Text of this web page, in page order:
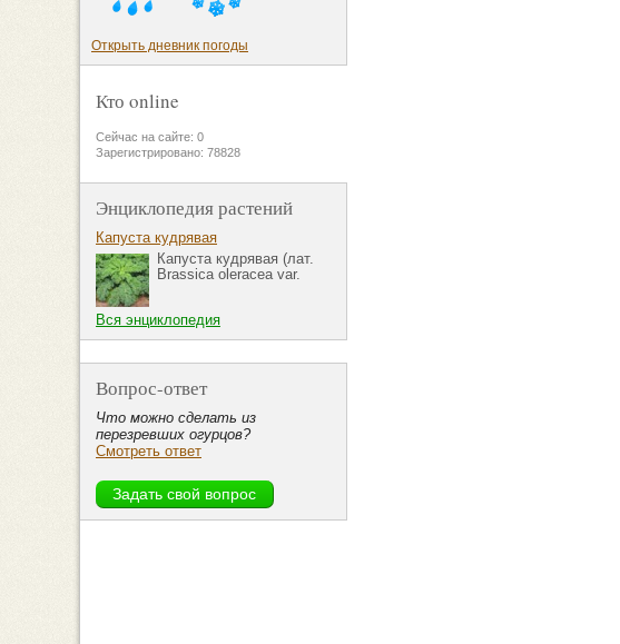
Открыть дневник погоды
Кто online
Сейчас на сайте: 0
Зарегистрировано: 78828
Энциклопедия растений
Капуста кудрявая
Капуста кудрявая (лат.
Brassica oleracea var.
Вся энциклопедия
Вопрос-ответ
Что можно сделать из
перезревших огурцов?
Смотреть ответ